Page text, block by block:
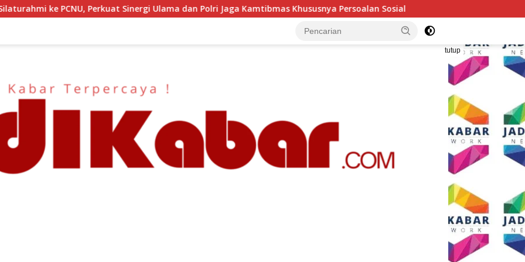
dan Polri Jaga Kamtibmas Khususnya Persoalan Sosial Polresta Malang Kota Gelar Makan Bersama dan
tutup